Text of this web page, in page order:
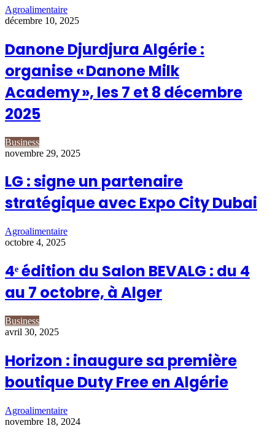
Agroalimentaire
décembre 10, 2025
Danone Djurdjura Algérie :
organise « Danone Milk
Academy », les 7 et 8 décembre
2025
Business
novembre 29, 2025
LG : signe un partenaire
stratégique avec Expo City Dubai
Agroalimentaire
octobre 4, 2025
4ᵉ édition du Salon BEVALG : du 4
au 7 octobre, à Alger
Business
avril 30, 2025
Horizon : inaugure sa première
boutique Duty Free en Algérie
Agroalimentaire
novembre 18, 2024